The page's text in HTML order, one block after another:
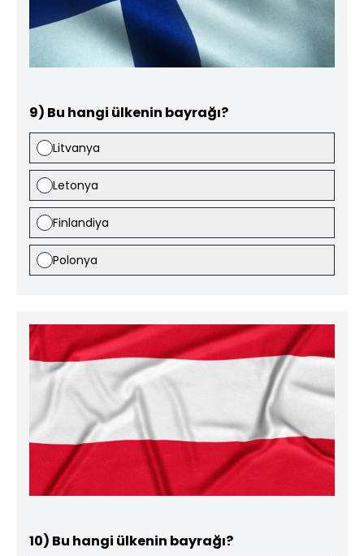
9) Bu hangi ülkenin bayrağı?
Litvanya
Letonya
Finlandiya
Polonya
10) Bu hangi ülkenin bayrağı?